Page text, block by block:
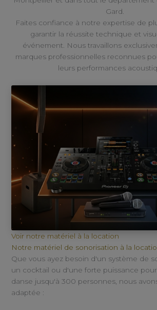
Gard.
Faites confiance à notre expertise de
garantir la réussite technique et
événement. Nous travaillons
marques professionnelles reconnues
leurs performances
Voir notre matériel à la location
Notre matériel de sonorisation à la
Que vous ayez besoin d'un système de
un cocktail ou d'une forte puissance
danse jusqu'à 300 personnes, nous
adaptée :